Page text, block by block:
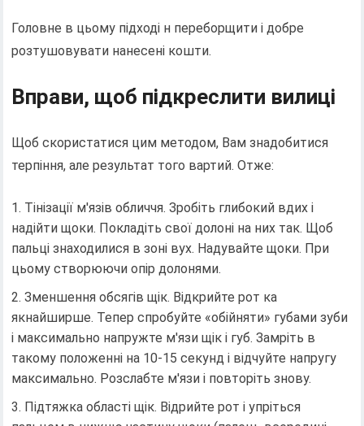
Головне в цьому підході н переборщити і добре
розтушовувати нанесені кошти.
Вправи, щоб підкреслити вилиці
Щоб скористатися цим методом, Вам знадобитися
терпіння, але результат того вартий. Отже:
Тінізації м'язів обличчя. Зробіть глибокий вдих і
надійти щоки. Покладіть свої долоні на них так. Щоб
пальці знаходилися в зоні вух. Надувайте щоки. При
цьому створюючи опір долонями.
Зменшення обсягів щік. Відкрийте рот ка
якнайширше. Тепер спробуйте «обійняти» губами зуби
і максимально напружте м'язи щік і губ. Замріть в
такому положенні на 10-15 секунд і відчуйте напругу
максимально. Розслабте м'язи і повторіть знову.
Підтяжка області щік. Відрийте рот і упріться